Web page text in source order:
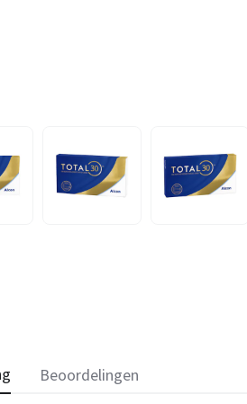
Beoordelingen